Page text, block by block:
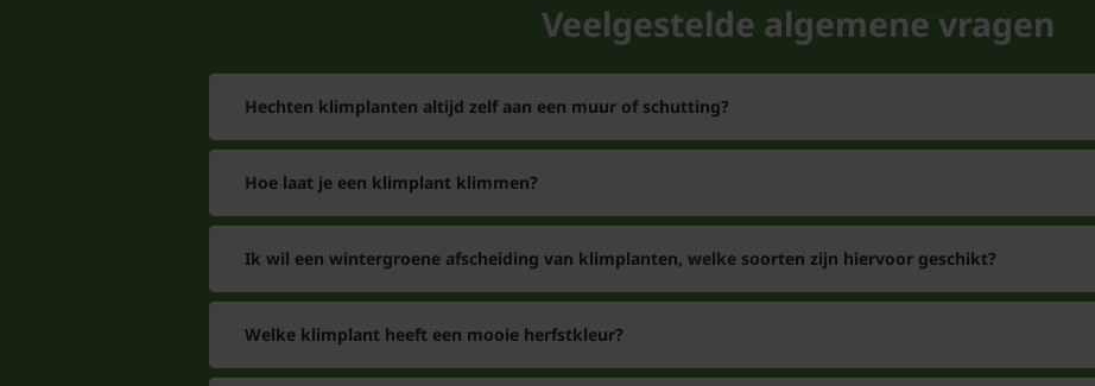
Veelgestelde algemene vragen
Hechten klimplanten altijd zelf aan een muur of schutting?
Hoe laat je een klimplant klimmen?
Ik wil een wintergroene afscheiding van klimplanten, welke soorten zijn hiervoor geschikt?
Welke klimplant heeft een mooie herfstkleur?